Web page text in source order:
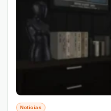
Noticias